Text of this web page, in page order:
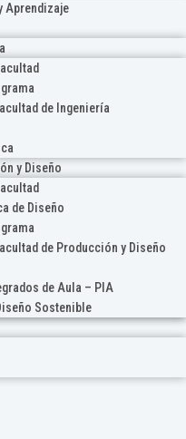
Aprendizaje
de Ingeniería
y Diseño
de Diseño
de Producción y Diseño
de Aula – PIA
Sostenible